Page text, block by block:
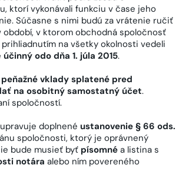
ktorí vykonávali funkciu v čase jeho
Súčasne s nimi budú za vrátenie ručiť
v ktorom obchodná spoločnosť
na všetky okolnosti vedeli
účinný odo dňa 1. júla 2015.
vklady splatené pred
na osobitný samostatný účet.
spoločností.
upravuje doplnené ustanovenie § 66 ods.
spoločnosti, ktorý je oprávnený
bude musieť byť písomné a listina s
notára alebo ním povereného